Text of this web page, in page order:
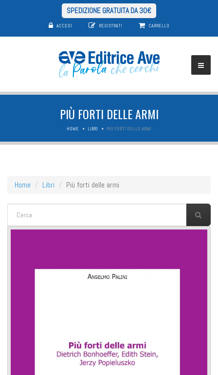
SPEDIZIONE GRATUITA DA 30€
ACCEDI REGISTRATI CARRELLO
PIÙ FORTI DELLE ARMI
HOME LIBRI PIÙ FORTI DELLE ARMI
Home Libri Più forti delle armi
FORM DI RICERCA